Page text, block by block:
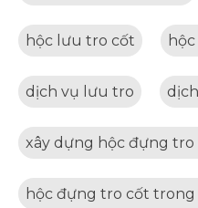
hộc lưu tro cốt
dịch vụ lưu tro
xây dựng hộc đựng tro
hộc đựng tro cốt trong